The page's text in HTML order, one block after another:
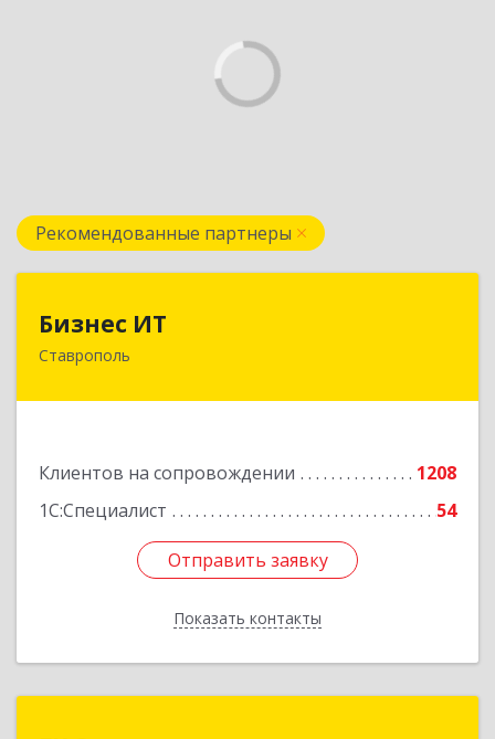
Рекомендованные партнеры
Бизнес ИТ
Ставрополь
Клиентов на сопровождении
1208
1С:Специалист
54
Отправить заявку
Показать контакты
355035, Ставропольский край, Ставрополь г, 1
Отправить заявку
Назад